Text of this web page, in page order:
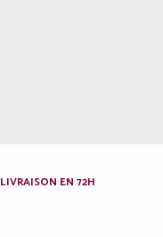
LIVRAISON EN 72H